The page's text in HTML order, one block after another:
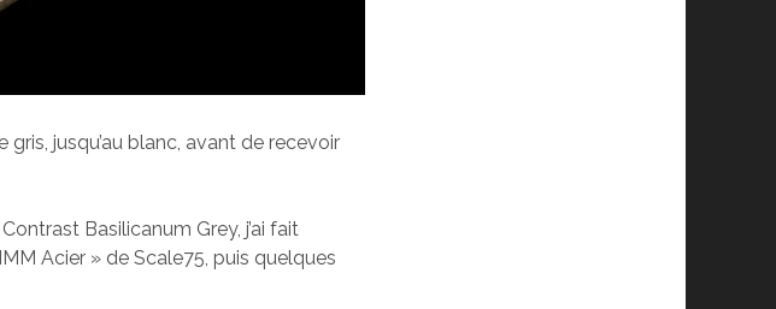
jusqu’au blanc, avant de recevoir
Basilicanum Grey, j’ai fait
Acier » de Scale75, puis quelques